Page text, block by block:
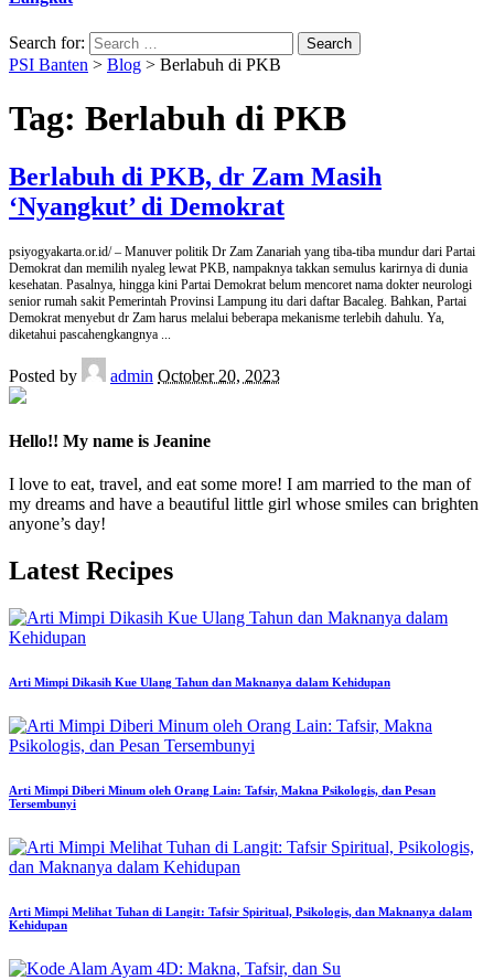
Search for:
PSI Banten > Blog > Berlabuh di PKB
Tag: Berlabuh di PKB
Berlabuh di PKB, dr Zam Masih
‘Nyangkut’ di Demokrat
psiyogyakarta.or.id/ – Manuver politik Dr Zam Zanariah yang tiba-tiba mundur dari Partai
Demokrat dan memilih nyaleg lewat PKB, nampaknya takkan semulus karirnya di dunia
kesehatan. Pasalnya, hingga kini Partai Demokrat belum mencoret nama dokter neurologi
senior rumah sakit Pemerintah Provinsi Lampung itu dari daftar Bacaleg. Bahkan, Partai
Demokrat menyebut dr Zam harus melalui beberapa mekanisme terlebih dahulu. Ya,
diketahui pascahengkangnya ...
Posted by admin October 20, 2023
Hello!! My name is Jeanine
I love to eat, travel, and eat some more! I am married to the man of
my dreams and have a beautiful little girl whose smiles can brighten
anyone’s day!
Latest Recipes
Arti Mimpi Dikasih Kue Ulang Tahun dan Maknanya dalam Kehidupan
Arti Mimpi Diberi Minum oleh Orang Lain: Tafsir, Makna Psikologis, dan Pesan
Tersembunyi
Arti Mimpi Melihat Tuhan di Langit: Tafsir Spiritual, Psikologis, dan Maknanya dalam
Kehidupan